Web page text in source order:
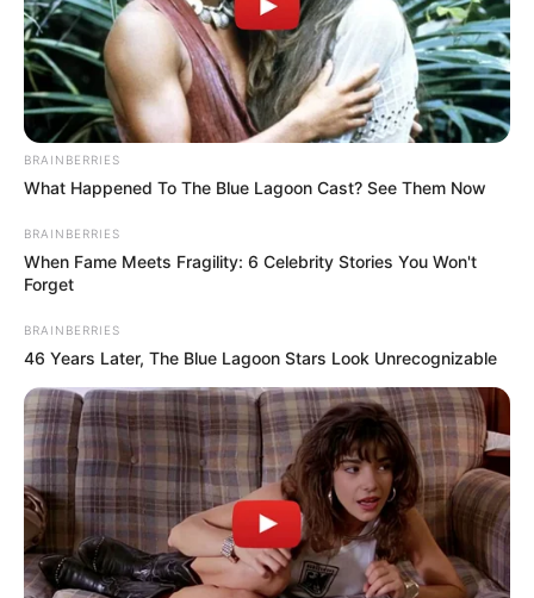
BRAINBERRIES
What Happened To The Blue Lagoon Cast? See Them Now
BRAINBERRIES
When Fame Meets Fragility: 6 Celebrity Stories You Won't
Forget
BRAINBERRIES
46 Years Later, The Blue Lagoon Stars Look Unrecognizable